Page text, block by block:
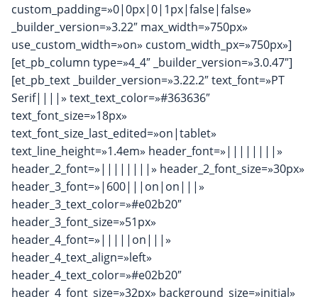
custom_padding=»0|0px|0|1px|false|false»
_builder_version=»3.22″ max_width=»750px»
use_custom_width=»on» custom_width_px=»750px»]
[et_pb_column type=»4_4″ _builder_version=»3.0.47″]
[et_pb_text _builder_version=»3.22.2″ text_font=»PT
Serif||||» text_text_color=»#363636″
text_font_size=»18px»
text_font_size_last_edited=»on|tablet»
text_line_height=»1.4em» header_font=»||||||||»
header_2_font=»||||||||» header_2_font_size=»30px»
header_3_font=»|600|||on|on|||»
header_3_text_color=»#e02b20″
header_3_font_size=»51px»
header_4_font=»|||||on|||»
header_4_text_align=»left»
header_4_text_color=»#e02b20″
header_4_font_size=»32px» background_size=»initial»